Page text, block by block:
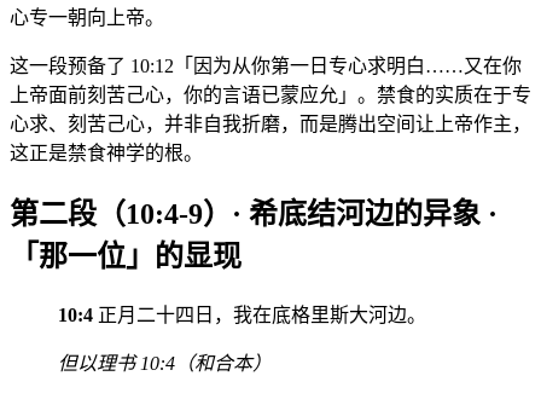
心专一朝向上帝。
这一段预备了 10:12「因为从你第一日专心求明白……又在你
上帝面前刻苦己心，你的言语已蒙应允」。禁食的实质在于专
心求、刻苦己心，并非自我折磨，而是腾出空间让上帝作主，
这正是禁食神学的根。
第二段（10:4-9）· 希底结河边的异象 ·
「那一位」的显现
10:4 正月二十四日，我在底格里斯大河边。
但以理书 10:4（和合本）